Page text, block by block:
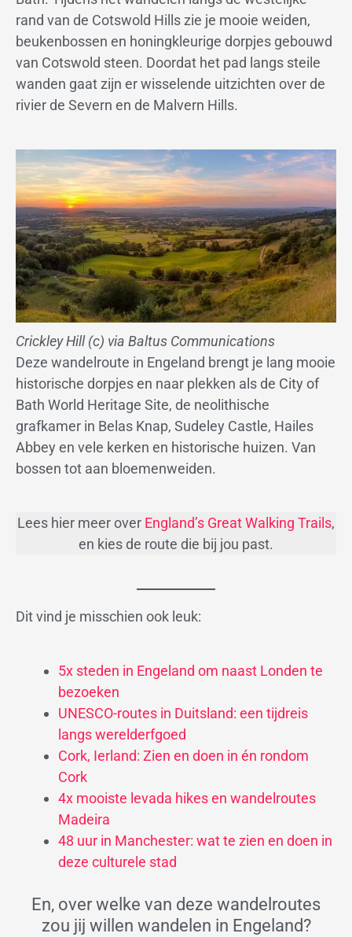
rand van de Cotswold Hills zie je mooie weiden,
beukenbossen en honingkleurige dorpjes gebouwd
van Cotswold steen. Doordat het pad langs steile
wanden gaat zijn er wisselende uitzichten over de
rivier de Severn en de Malvern Hills.
Crickley Hill (c) via Baltus Communications
Deze wandelroute in Engeland brengt je lang mooie
historische dorpjes en naar plekken als de City of
Bath World Heritage Site, de neolithische
grafkamer in Belas Knap, Sudeley Castle, Hailes
Abbey en vele kerken en historische huizen. Van
bossen tot aan bloemenweiden.
Lees hier meer over England’s Great Walking Trails,
en kies de route die bij jou past.
Dit vind je misschien ook leuk:
5x steden in Engeland om naast Londen te
bezoeken
UNESCO-routes in Duitsland: een tijdreis
langs werelderfgoed
Cork, Ierland: Zien en doen in én rondom
Cork
4x mooiste levada hikes en wandelroutes
Madeira
48 uur in Manchester: wat te zien en doen in
deze culturele stad
En, over welke van deze wandelroutes
zou jij willen wandelen in Engeland?